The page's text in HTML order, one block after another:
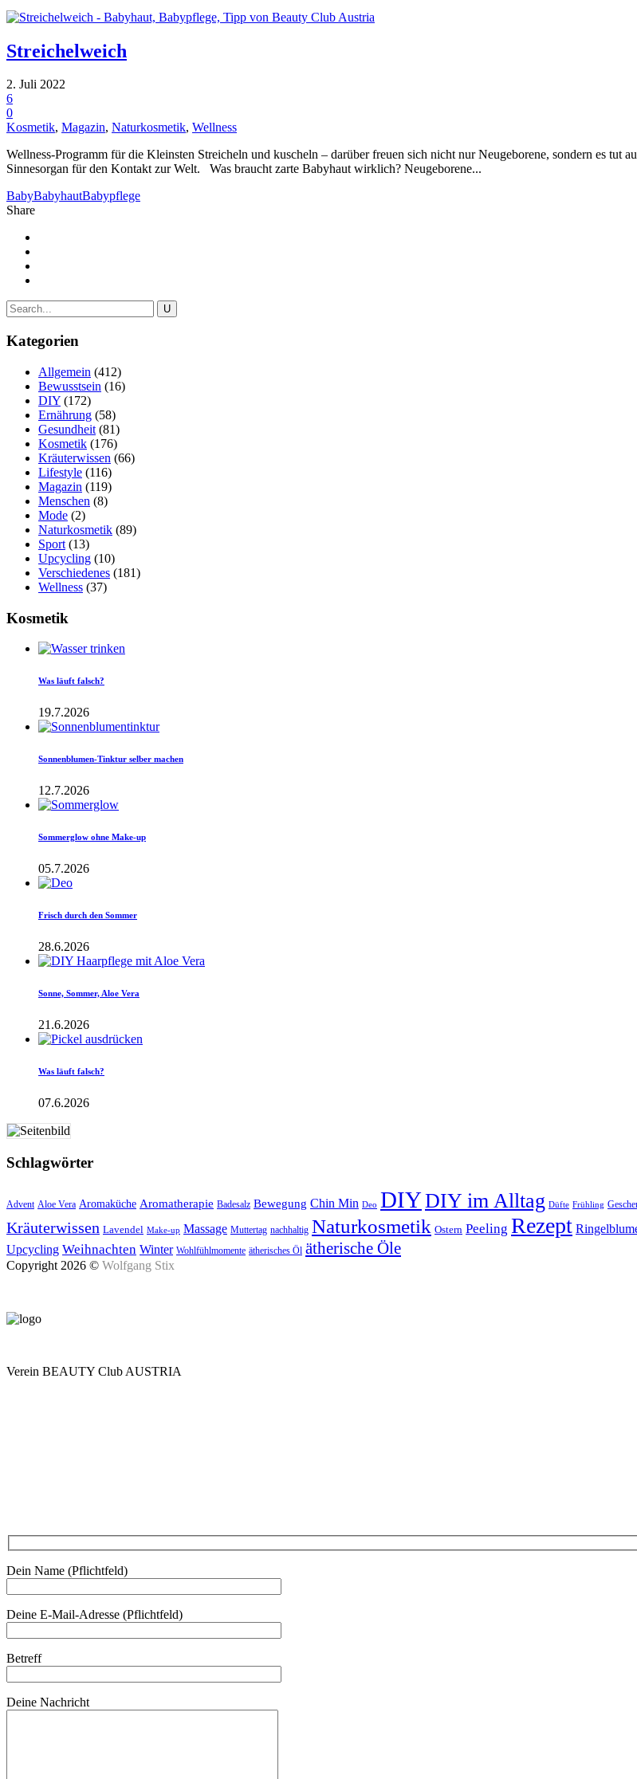
Streichelweich
2. Juli 2022
6
0
Kosmetik, Magazin, Naturkosmetik, Wellness
Wellness-Programm für die Kleinsten Streicheln und kuscheln – darüber freuen sich nicht nur Neugeborene, sondern es tut
Sinnesorgan für den Kontakt zur Welt. Was braucht zarte Babyhaut wirklich? Neugeborene...
BabyBabyhautBabypflege
Share
Kategorien
Allgemein (412)
Bewusstsein (16)
DIY (172)
Ernährung (58)
Gesundheit (81)
Kosmetik (176)
Kräuterwissen (66)
Lifestyle (116)
Magazin (119)
Menschen (8)
Mode (2)
Naturkosmetik (89)
Sport (13)
Upcycling (10)
Verschiedenes (181)
Wellness (37)
Kosmetik
Was läuft falsch?
19.7.2026
Sonnenblumen-Tinktur selber machen
12.7.2026
Sommerglow ohne Make-up
05.7.2026
Frisch durch den Sommer
28.6.2026
Sonne, Sommer, Aloe Vera
21.6.2026
Was läuft falsch?
07.6.2026
Schlagwörter
Advent Aloe Vera Aromaküche Aromatherapie Badesalz Bewegung Chin Min Deo DIYDIY im Alltag Düfte Frühling
Kräuterwissen Lavendel Make-up Massage Muttertag nachhaltig Naturkosmetik Ostern Peeling Rezept
Upcycling Weihnachten Winter Wohlfühlmomente ätherisches Öl ätherische Öle
Copyright 2026 © Wolfgang Stix
Verein BEAUTY Club AUSTRIA
Dein Name (Pflichtfeld)
Deine E-Mail-Adresse (Pflichtfeld)
Betreff
Deine Nachricht